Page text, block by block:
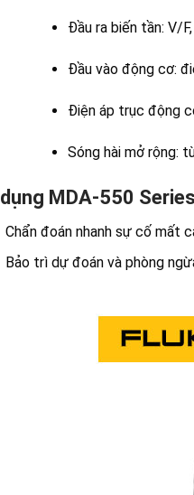
Đầu ra biến tần: V/
Đầu vào động cơ:
Điện áp trục động
Sóng hài mở rộng:
MDA-550
Chẩn đoán nhanh sự cố mất
Bảo trì dự đoán và phòng